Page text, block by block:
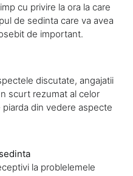
cu privire la ora la care
de sedinta care va avea
de important.
discutate, angajatii
scurt rezumat al celor
din vedere aspecte
la problelemele